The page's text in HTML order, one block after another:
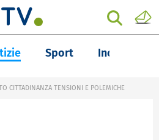
Sport Inchieste
CITTADINANZA TENSIONI E POLEMICHE